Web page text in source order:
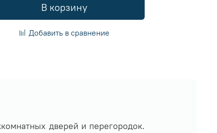
В корзину
Добавить в сравнение
дверей и перегородок.